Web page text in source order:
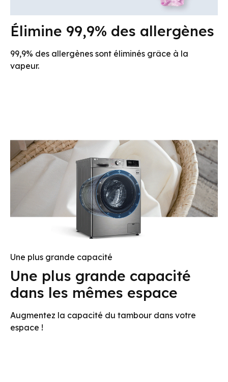
Élimine 99,9% des allergènes
99,9% des allergènes sont éliminés grâce à la
vapeur.
Une plus grande capacité
Une plus grande capacité
dans les mêmes espace
Augmentez la capacité du tambour dans votre
espace !